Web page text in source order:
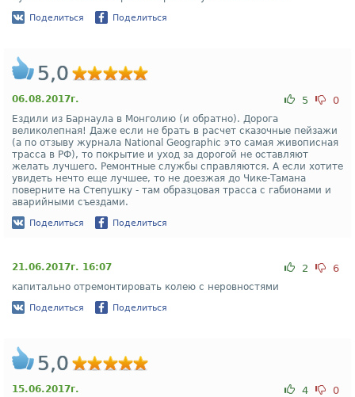
Поделиться Поделиться
5,0
06.08.2017г. 5 0
Ездили из Барнаула в Монголию (и обратно). Дорога
великолепная! Даже если не брать в расчет сказочные пейзажи
(а по отзыву журнала National Geographic это самая живописная
трасса в РФ), то покрытие и уход за дорогой не оставляют
желать лучшего. Ремонтные службы справляются. А если хотите
увидеть нечто еще лучшее, то не доезжая до Чике-Тамана
поверните на Степушку - там образцовая трасса с габионами и
аварийными съездами.
Поделиться Поделиться
21.06.2017г. 16:07 2 6
капитально отремонтировать колею с неровностями
Поделиться Поделиться
5,0
15.06.2017г. 4 0